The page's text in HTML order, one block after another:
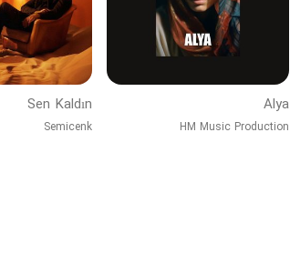
Alya
HM Music Production
Sen Kaldın
Semicenk